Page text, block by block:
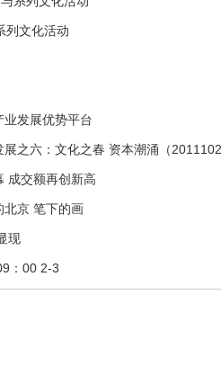
列文化活动
发展优势平台
之六：文化之春 资本潮涌（
成交额再创新高
北京 笔下的画
现
：00 2-3